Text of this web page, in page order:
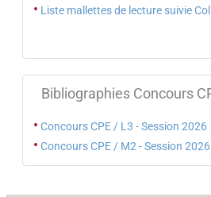
• Liste mallettes de lecture suivie
Bibliographies Concours
• Concours CPE / L3 - Session 2026
• Concours CPE / M2 - Session 2026